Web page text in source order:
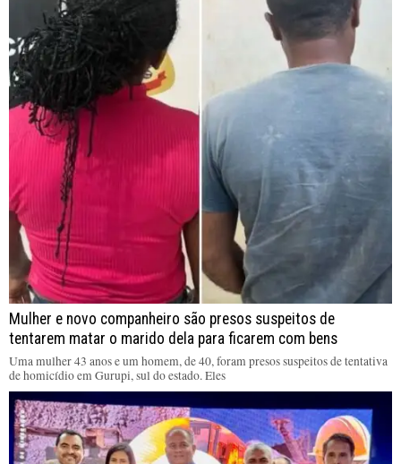
Mulher e novo companheiro são presos suspeitos de
tentarem matar o marido dela para ficarem com bens
Uma mulher 43 anos e um homem, de 40, foram presos suspeitos de tentativa
de homicídio em Gurupi, sul do estado. Eles